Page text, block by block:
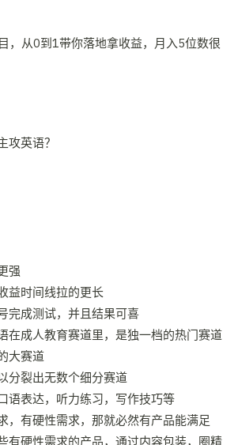
攻英语？
强
益时间线拉的更长
完成测试，并且结果可喜
在成人教育赛道里，是独一档的热门赛道
大赛道
分裂出无数个细分赛道
语表达，听力练习，写作技巧等
，有硬性需求，那就必然有产品能满足
有硬性需求的产品，通过内容包装，圈精